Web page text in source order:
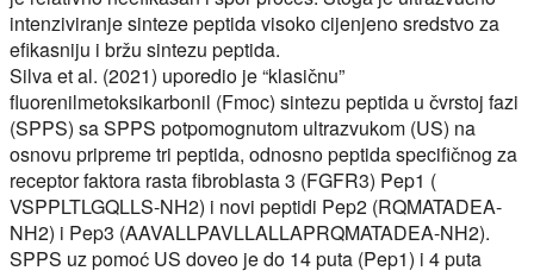
intenziviranje sinteze peptida visoko cijenjeno sredstvo za
efikasniju i bržu sintezu peptida.
Silva et al. (2021) uporedio je “klasičnu”
fluorenilmetoksikarbonil (Fmoc) sintezu peptida u čvrstoj fazi
(SPPS) sa SPPS potpomognutom ultrazvukom (US) na
osnovu pripreme tri peptida, odnosno peptida specifičnog za
receptor faktora rasta fibroblasta 3 (FGFR3) Pep1 (
VSPPLTLGQLLS-NH2) i novi peptidi Pep2 (RQMATADEA-
NH2) i Pep3 (AAVALLPAVLLALLAPRQMATADEA-NH2).
SPPS uz pomoć US doveo je do 14 puta (Pep1) i 4 puta